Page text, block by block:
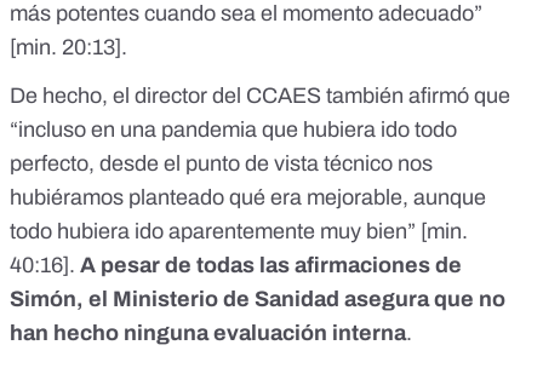
más potentes cuando sea el momento adecuado”
[min. 20:13].
De hecho, el director del CCAES también afirmó que
“incluso en una pandemia que hubiera ido todo
perfecto, desde el punto de vista técnico nos
hubiéramos planteado qué era mejorable, aunque
todo hubiera ido aparentemente muy bien” [min.
40:16]. A pesar de todas las afirmaciones de
Simón, el Ministerio de Sanidad asegura que no
han hecho ninguna evaluación interna.